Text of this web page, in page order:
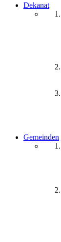
Dekanat
Gemeinden